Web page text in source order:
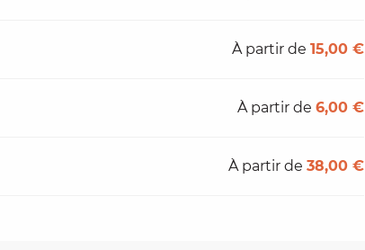
À partir de15,00 €
À partir de6,00 €
À partir de38,00 €